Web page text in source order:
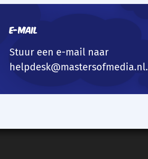
E-mail
Stuur een e-mail naar
helpdesk@mastersofmedia.nl.